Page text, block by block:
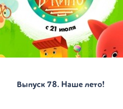
Выпуск 78. Наше лето!